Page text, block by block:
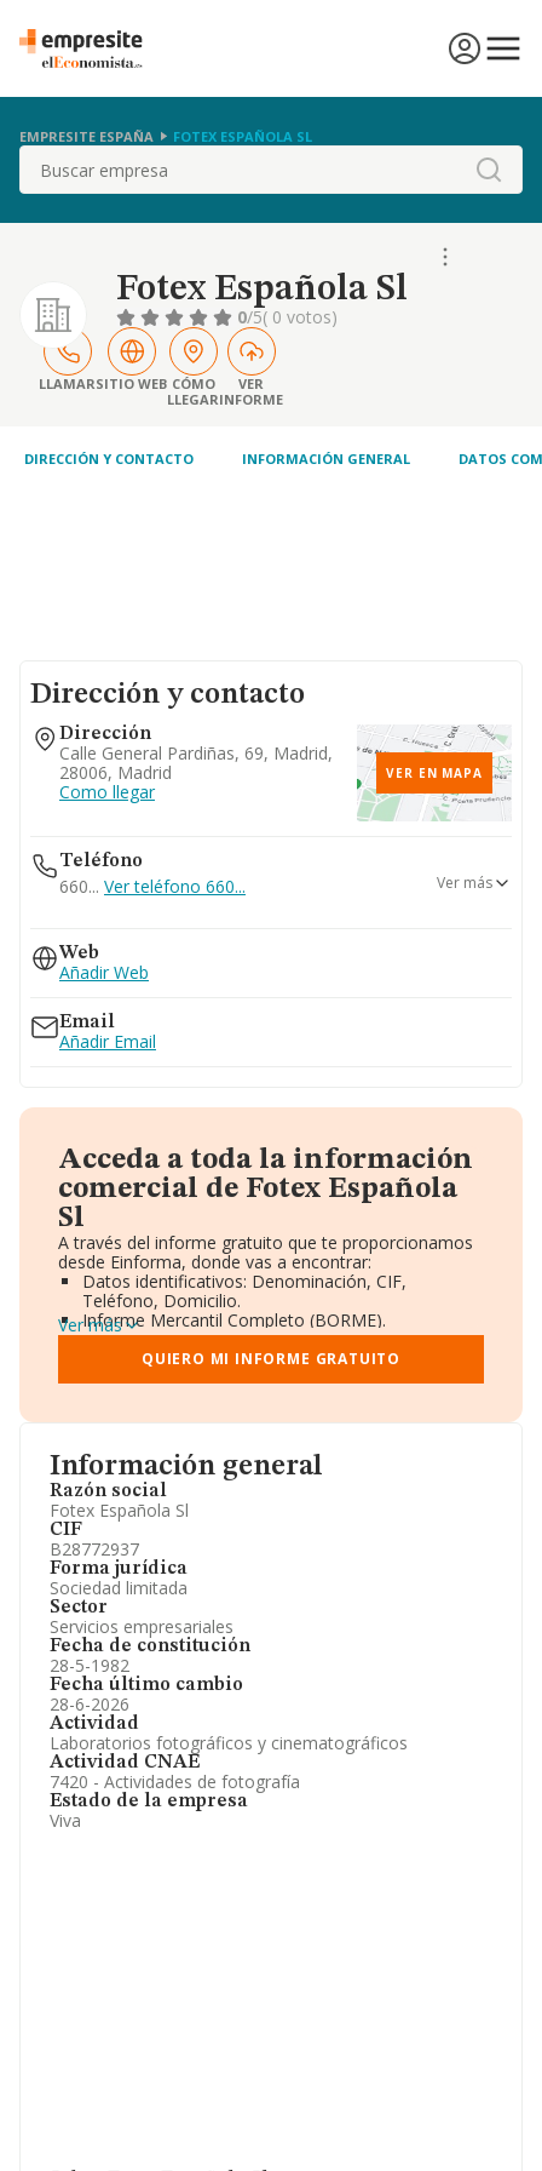
EMPRESITE ESPAÑA FOTEX ESPAÑOLA SL
Buscar
Fotex Española Sl
0/5( 0 votos)
LLAMARSITIO WEB CÓMO
LLEGAR
VER
INFORME
DIRECCIÓN Y CONTACTO INFORMACIÓN GENERAL DATOS
Información general
Razón social
Fotex Española Sl
CIF
B28772937
Forma jurídica
Sociedad limitada
Sector
Servicios empresariales
Fecha de constitución
28-5-1982
Fecha último cambio
28-6-2026
Actividad
Laboratorios fotográficos y cinematográficos
Actividad CNAE
7420 - Actividades de fotografía
Estado de la empresa
Viva
Dirección y contacto
Dirección
Calle General Pardiñas, 69, Madrid,
28006, Madrid
Como llegar
VER EN MAPA
Teléfono
660... Ver teléfono 660...
914110569
Ver más
Web
Añadir Web
Email
Añadir Email
Acceda a toda la información
comercial de Fotex Española
Sl
A través del informe gratuito que te proporcionamos
desde Einforma, donde vas a encontrar:
Datos identificativos: Denominación, CIF,
Teléfono, Domicilio.
Informe Mercantil Completo (BORME).
Gráficos de Evolución Ventas y Empleados.
Consejo de Administración y Administradores.
Directivos y Ejecutivos.
Información oficial y registral complementaria.
Ver más
QUIERO MI INFORME GRATUITO